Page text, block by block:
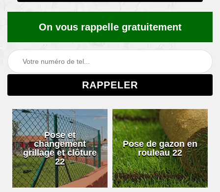
On vous rappelle gratuitement
Pose et
changement
grillage et clôture
22
Pose de gazon en
rouleau 22